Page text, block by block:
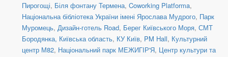
Пирогощі, Біля фонтану Термена, Coworking Platforma,
Національна бібліотека України імені Ярослава Мудрого, Парк
Муромець, Дизайн-готель Road, Берег Київського Моря, СМТ
Бородянка, Київська область, КУ Київ, PM Hall, Культурний
центр М82, Національний парк МЕЖИГІР'Я, Центр культури та